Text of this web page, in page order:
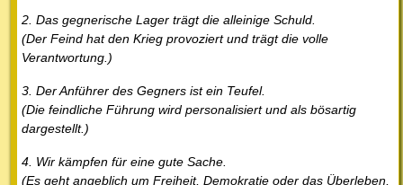
2. Das gegnerische Lager trägt die alleinige Schuld.
(Der Feind hat den Krieg provoziert und trägt die volle
Verantwortung.)
3. Der Anführer des Gegners ist ein Teufel.
(Die feindliche Führung wird personalisiert und als bösartig
dargestellt.)
4. Wir kämpfen für eine gute Sache.
(Es geht angeblich um Freiheit, Demokratie oder das Überleben,